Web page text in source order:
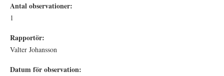
Antal observationer:
1
Rapportör:
Valter Johansson
Datum för observation: